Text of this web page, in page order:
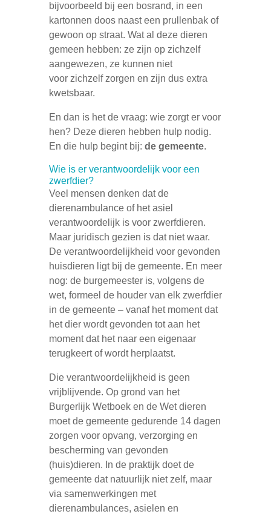
bijvoorbeeld bij een bosrand, in een
kartonnen doos naast een prullenbak of
gewoon op straat. Wat al deze dieren
gemeen hebben: ze zijn op zichzelf
aangewezen, ze kunnen niet
voor zichzelf zorgen en zijn dus extra
kwetsbaar.
En dan is het de vraag: wie zorgt er voor
hen? Deze dieren hebben hulp nodig.
En die hulp begint bij: de gemeente.
Wie is er verantwoordelijk voor een
zwerfdier?
Veel mensen denken dat de
dierenambulance of het asiel
verantwoordelijk is voor zwerfdieren.
Maar juridisch gezien is dat niet waar.
De verantwoordelijkheid voor gevonden
huisdieren ligt bij de gemeente. En meer
nog: de burgemeester is, volgens de
wet, formeel de houder van elk zwerfdier
in de gemeente – vanaf het moment dat
het dier wordt gevonden tot aan het
moment dat het naar een eigenaar
terugkeert of wordt herplaatst.
Die verantwoordelijkheid is geen
vrijblijvende. Op grond van het
Burgerlijk Wetboek en de Wet dieren
moet de gemeente gedurende 14 dagen
zorgen voor opvang, verzorging en
bescherming van gevonden
(huis)dieren. In de praktijk doet de
gemeente dat natuurlijk niet zelf, maar
via samenwerkingen met
dierenambulances, asielen en